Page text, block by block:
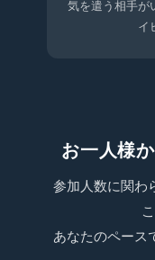
気を遣う相手が
イ
お一人様
参加人数に関わ
あなたのペース